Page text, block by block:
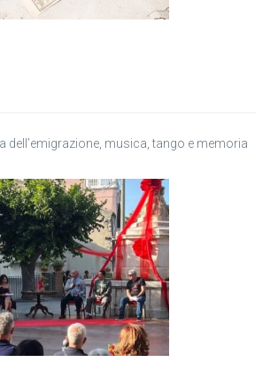
dell’emigrazione, musica, tango e memoria